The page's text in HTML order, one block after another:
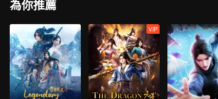
兩立。牧雲藉著誅仙圖突破修為，去北雲山脈歷練，妙仙語執意同
為你推薦
VIP